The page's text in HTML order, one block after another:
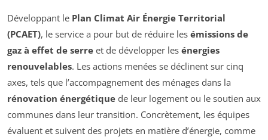
Développant le Plan Climat Air Énergie Territorial
(PCAET), le service a pour but de réduire les émissions de
gaz à effet de serre et de développer les énergies
renouvelables. Les actions menées se déclinent sur cinq
axes, tels que l’accompagnement des ménages dans la
rénovation énergétique de leur logement ou le soutien aux
communes dans leur transition. Concrètement, les équipes
évaluent et suivent des projets en matière d’énergie, comme